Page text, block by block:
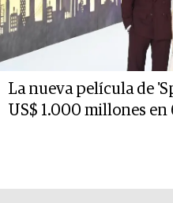
La nueva película de
US$ 1.000 millones en